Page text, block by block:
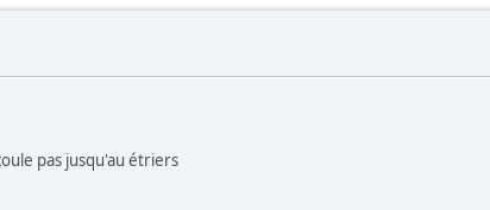
pas jusqu'au étriers